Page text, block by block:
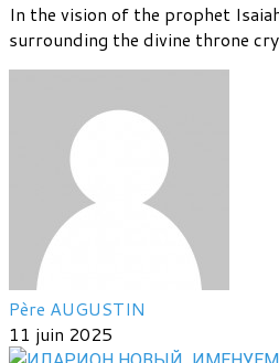
In the vision of the prophet
surrounding the divine throne
Père AUGUSTIN
11 juin 2025